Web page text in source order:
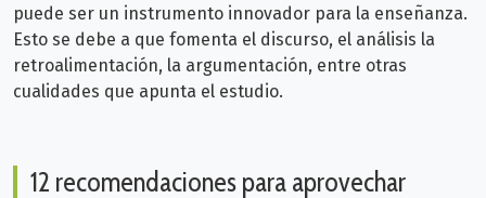
puede ser un instrumento innovador para la enseñanza.
Esto se debe a que fomenta el discurso, el análisis la
retroalimentación, la argumentación, entre otras
cualidades que apunta el estudio.
12 recomendaciones para aprovechar